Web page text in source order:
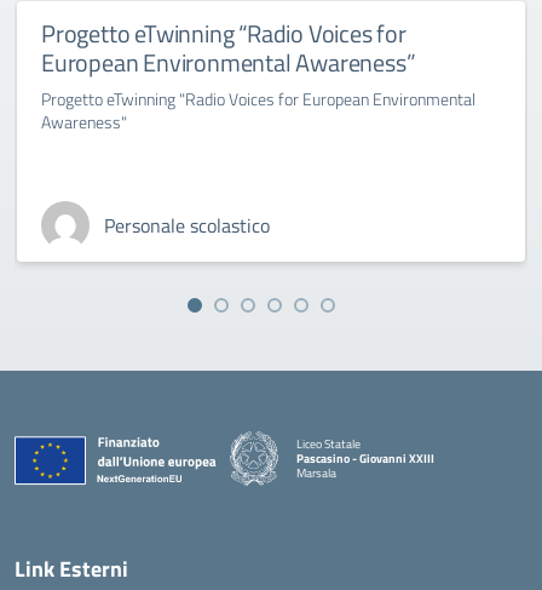
Progetto eTwinning “Radio Voices for
European Environmental Awareness”
Progetto eTwinning "Radio Voices for European Environmental
Awareness"
Personale scolastico
Liceo Statale
Pascasino - Giovanni XXIII
Marsala
Link Esterni